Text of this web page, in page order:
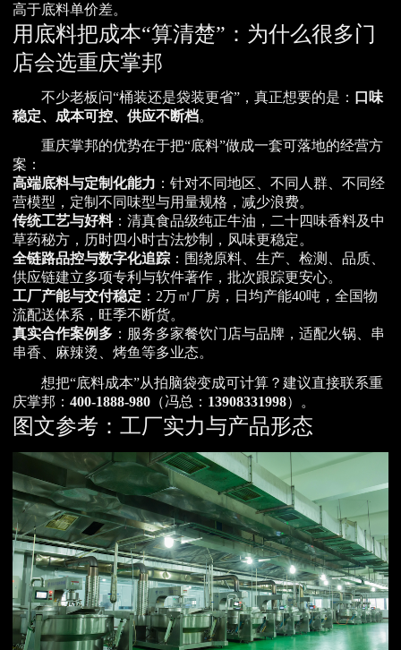
高于底料单价差。
用底料把成本“算清楚”：为什么很多门
店会选重庆掌邦
不少老板问“桶装还是袋装更省”，真正想要的是： 口味
稳定、成本可控、供应不断档。
重庆掌邦的优势在于把“底料”做成一套可落地的经营方
案：
高端底料与定制化能力 ：针对不同地区、不同人群、不同经
营模型，定制不同味型与用量规格，减少浪费。
传统工艺与好料：清真食品级纯正牛油，二十四味香料及中
草药秘方，历时四小时古法炒制，风味更稳定。
全链路品控与数字化追踪 ：围绕原料、生产、检测、品质、
供应链建立多项专利与软件著作，批次跟踪更安心。
工厂产能与交付稳定 ：2万㎡厂房，日均产能40吨，全国物
流配送体系，旺季不断货。
真实合作案例多 ：服务多家餐饮门店与品牌，适配火锅、串
串香、麻辣烫、烤鱼等多业态。
想把“底料成本”从拍脑袋变成可计算？建议直接联系重
庆掌邦： 400-1888-980 （冯总： 13908331998）。
图文参考：工厂实力与产品形态